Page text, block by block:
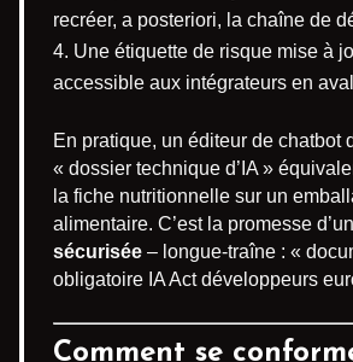
recréer, a posteriori, la chaîne de
Une étiquette de risque mise à
accessible aux intégrateurs en
En pratique, un éditeur de chatbot
« dossier technique d’IA »
la fiche nutritionnelle sur un
alimentaire. C’est la promesse
sécurisée – longue-traîne : «
obligatoire IA Act développeurs
Comment se